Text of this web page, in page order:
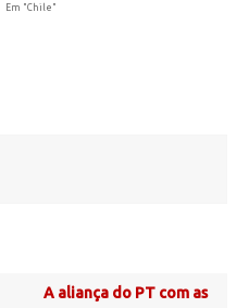
Em "Chile"
A aliança do PT com as